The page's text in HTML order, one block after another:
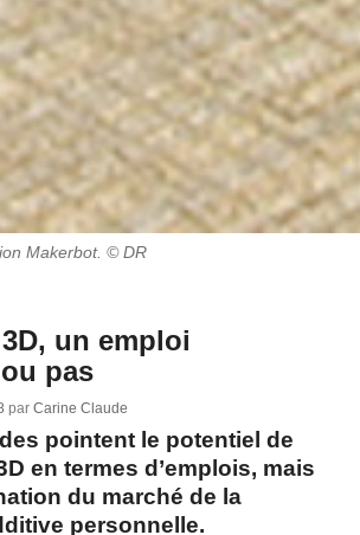
Makerbot. © DR
un emploi
pas
parCarine Claude
pointent le potentiel de
en termes d’emplois, mais
du marché de la
personnelle.